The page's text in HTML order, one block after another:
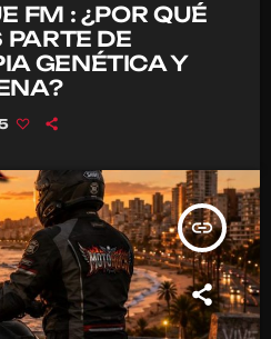
FM : ¿POR QUÉ
PARTE DE
GENÉTICA Y
insert_link